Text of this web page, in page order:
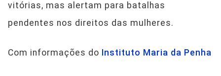
vitórias, mas alertam para batalhas
pendentes nos direitos das mulheres.
Com informações do Instituto Maria da Penha